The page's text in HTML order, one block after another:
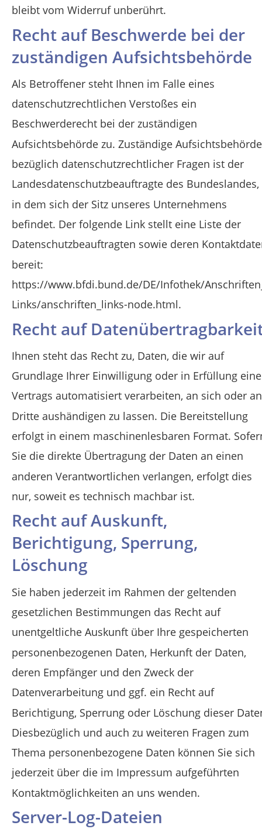
bleibt vom Widerruf unberührt.
Recht auf Beschwerde bei der
zuständigen Aufsichtsbehörde
Als Betroffener steht Ihnen im Falle eines
datenschutzrechtlichen Verstoßes ein
Beschwerderecht bei der zuständigen
Aufsichtsbehörde zu. Zuständige
bezüglich datenschutzrechtlicher Fragen ist der
Landesdatenschutzbeauftragte des Bundeslandes,
in dem sich der Sitz unseres Unternehmens
befindet. Der folgende Link stellt eine Liste der
Datenschutzbeauftragten sowie deren
bereit:
https://www.bfdi.bund.de/DE/Infothek/
Links/anschriften_links-node.html.
Recht auf
Ihnen steht das Recht zu, Daten, die wir auf
Grundlage Ihrer Einwilligung oder in Erfüllung
Vertrags automatisiert verarbeiten, an sich oder
Dritte aushändigen zu lassen. Die Bereitstellung
erfolgt in einem maschinenlesbaren Format.
Sie die direkte Übertragung der Daten an einen
anderen Verantwortlichen verlangen, erfolgt dies
nur, soweit es technisch machbar ist.
Recht auf Auskunft,
Berichtigung, Sperrung,
Löschung
Sie haben jederzeit im Rahmen der geltenden
gesetzlichen Bestimmungen das Recht auf
unentgeltliche Auskunft über Ihre gespeicherten
personenbezogenen Daten, Herkunft der Daten,
deren Empfänger und den Zweck der
Datenverarbeitung und ggf. ein Recht auf
Berichtigung, Sperrung oder Löschung dieser
Diesbezüglich und auch zu weiteren Fragen zum
Thema personenbezogene Daten können Sie sich
jederzeit über die im Impressum aufgeführten
Kontaktmöglichkeiten an uns wenden.
Server-Log-Dateien